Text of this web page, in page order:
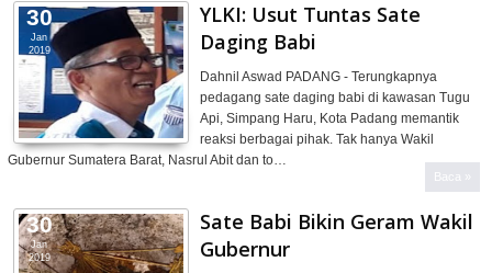
YLKI: Usut Tuntas Sate
Daging Babi
Dahnil Aswad PADANG - Terungkapnya
pedagang sate daging babi di kawasan Tugu
Api, Simpang Haru, Kota Padang memantik
reaksi berbagai pihak. Tak hanya Wakil
Gubernur Sumatera Barat, Nasrul Abit dan to…
Baca »
30
Jan
2019
Sate Babi Bikin Geram Wakil
Gubernur
30
Jan
2019